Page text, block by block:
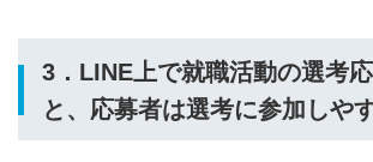
3．LINE上で就職活動の選考
と、応募者は選考に参加しや